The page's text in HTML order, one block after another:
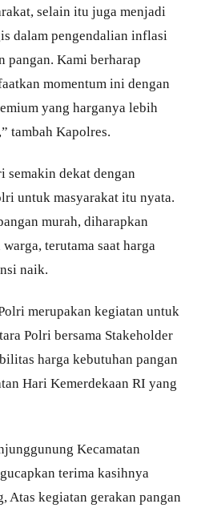
selain itu juga menjadi
dalam pengendalian inflasi
pangan. Kami berharap
momentum ini dengan
yang harganya lebih
tambah Kapolres.
semakin dekat dengan
untuk masyarakat itu nyata.
murah, diharapkan
terutama saat harga
naik.
merupakan kegiatan untuk
Polri bersama Stakeholder
harga kebutuhan pangan
Hari Kemerdekaan RI yang
Kecamatan
terima kasihnya
Atas kegiatan gerakan pangan